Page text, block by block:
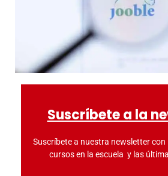
Suscríbete a la
Suscríbete a nuestra newsletter
cursos en la escuela y las